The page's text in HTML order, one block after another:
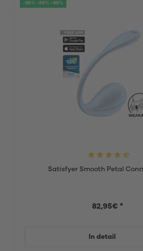
-20% -30% -40%
Satisfyer Smooth Petal
82,95€ *
In detail